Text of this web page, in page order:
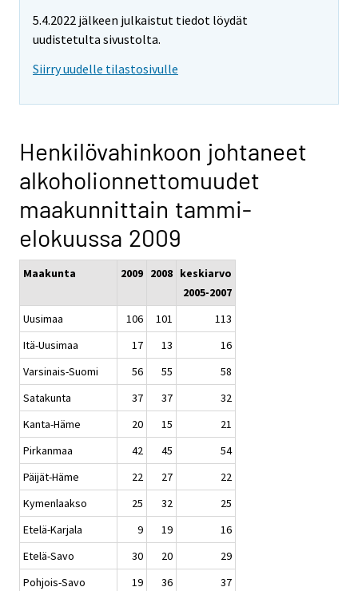
5.4.2022 jälkeen julkaistut tiedot löydät
uudistetulta sivustolta.
Siirry uudelle tilastosivulle
Henkilövahinkoon johtaneet
alkoholionnettomuudet
maakunnittain tammi-
elokuussa 2009
Maakunta 2009 2008 keskiarvo
2005-2007
Uusimaa
106 101
113
Itä-Uusimaa
17 13
16
Varsinais-Suomi
56 55
58
Satakunta
37 37
32
Kanta-Häme
20 15
21
Pirkanmaa
42 45
54
Päijät-Häme
22 27
22
Kymenlaakso
25 32
25
Etelä-Karjala
9 19
16
Etelä-Savo
30 20
29
Pohjois-Savo
19 36
37